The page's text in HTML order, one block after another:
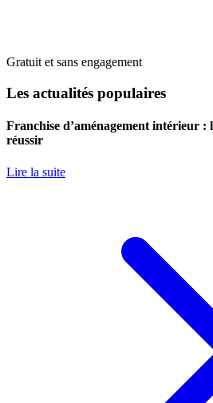
Gratuit et sans engagement
Les actualités populaires
Franchise d’aménagement intérieur :
réussir
Lire la suite